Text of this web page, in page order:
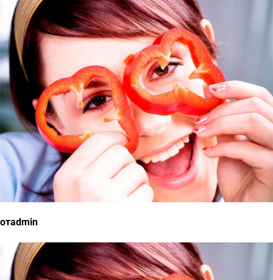
отadmin